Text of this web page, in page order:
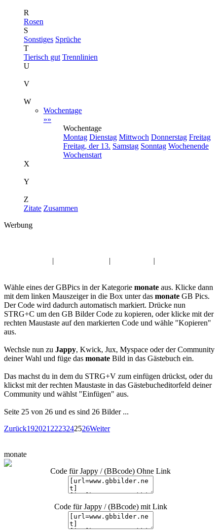
R
Rosen
S
Sonstiges Sprüche
T
Tierisch gut Trennlinien
U
V
W
Wochentage
»»
Wochentage
Montag Dienstag Mittwoch Donnerstag Freitag
Freitag, der 13. Samstag Sonntag Wochenende
Wochenstart
X
Y
Z
Zitate Zusammen
Werbung
| | |
Wähle eines der GBPics in der Kategorie monate aus. Klicke dann
mit dem linken Mauszeiger in die Box unter das monate GB Pics.
Der Code wird dadurch automatisch markiert. Drücke nun
STRG+C um den GB Bilder Code zu kopieren, oder klicke mit der
rechten Maustaste auf den markierten Code und wähle "Kopieren"
aus.
Wechsle nun zu Jappy, Kwick, Jux, Myspace oder der Community
deiner Wahl und füge das monate Bild in das Gästebuch ein.
Das machst du in dem du STRG+V zum einfügen drückst, oder du
klickst mit der rechten Maustaste in das Gästebucheditorfeld deiner
Community und wählst "Einfügen" aus.
Seite 25 von 26 und es sind 26 Bilder ...
Zurück192021 2223242526Weiter
monate
Code für Jappy / (BBcode) Ohne Link
Code für Jappy / (BBcode) mit Link